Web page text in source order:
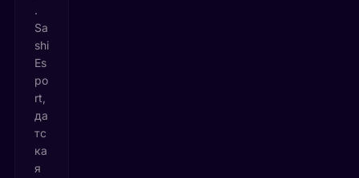
.
Sa
shi
Es
po
rt,
да
тс
ка
я